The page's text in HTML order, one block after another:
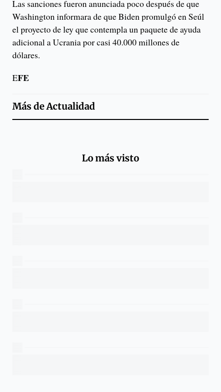
Las sanciones fueron anunciada poco después de que
Washington informara de que Biden promulgó en Seúl
el proyecto de ley que contempla un paquete de ayuda
adicional a Ucrania por casi 40.000 millones de
dólares.
EFE
Más deActualidad
Lo más visto